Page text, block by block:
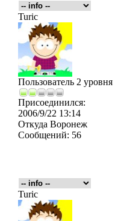
Turic
Пользователь 2 уровня
Присоединился:
2006/9/22 13:14
Откуда Воронеж
Сообщений: 56
Turic